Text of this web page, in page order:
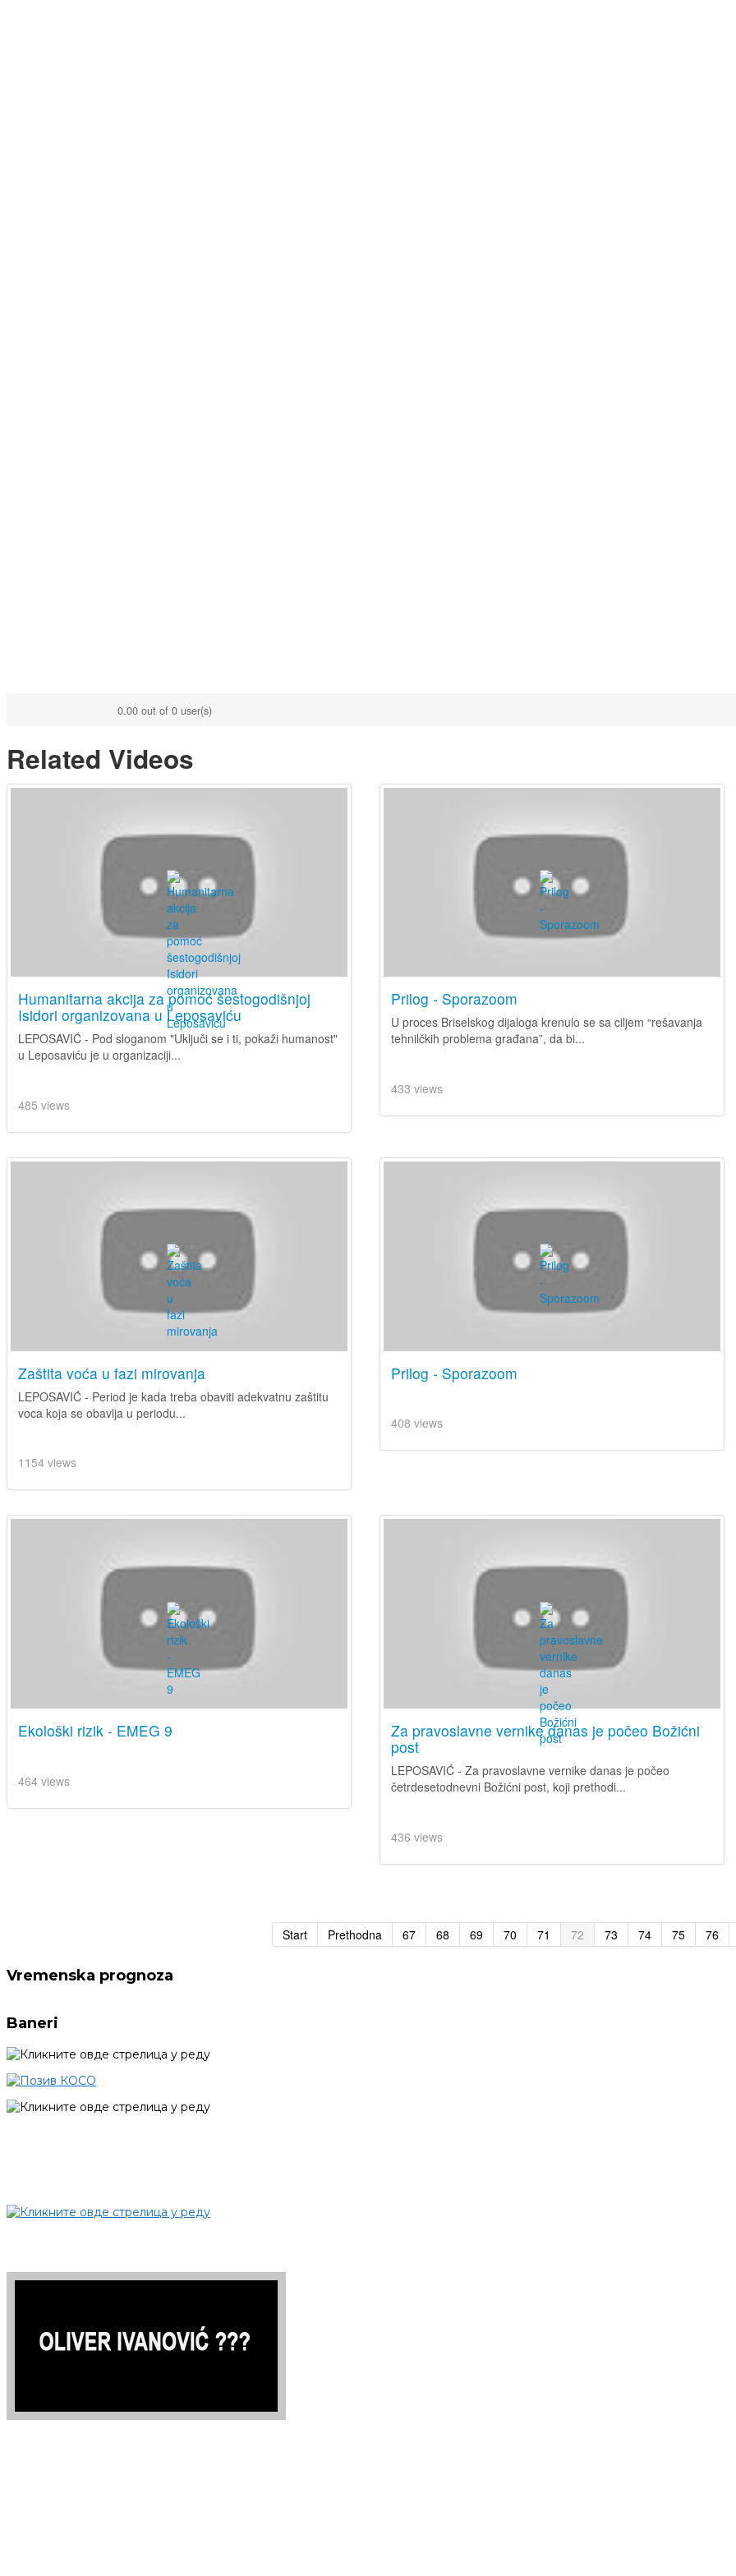
0.00 out of 0 user(s)
Related Videos
Humanitarna akcija za pomoć šestogodišnjoj
Isidori organizovana u Leposaviću
LEPOSAVIĆ - Pod sloganom "Uključi se i ti, pokaži humanost"
u Leposaviću je u organizaciji...
485 views
Prilog - Sporazoom
U proces Briselskog dijaloga krenulo se sa ciljem “rešavanja
tehnilčkih problema građana”, da bi...
433 views
Zaštita voća u fazi mirovanja
LEPOSAVIĆ - Period je kada treba obaviti adekvatnu zaštitu
voca koja se obavlja u periodu...
1154 views
Prilog - Sporazoom
408 views
Ekološki rizik - EMEG 9
464 views
Za pravoslavne vernike danas je počeo Božićni
post
LEPOSAVIĆ - Za pravoslavne vernike danas je počeo
četrdesetodnevni Božićni post, koji prethodi...
436 views
Start Prethodna 67 68 69 70 71 72 73 74 75 76
Vremenska prognoza
Baneri